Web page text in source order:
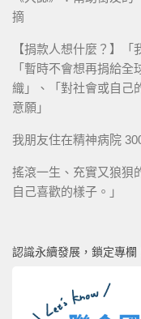
摘
【捐款人想什麼？】
「暫時不會想再捐給
織」、「對社會或自己
意願」
我朋友住在精神病院
搖滾一生、充實又狼狽
自己喜歡的樣子。」
認識永續發展，鎖定專欄